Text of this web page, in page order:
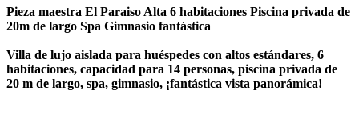
Pieza maestra El Paraiso Alta 6 habitaciones Piscina privada de
20m de largo Spa Gimnasio fantástica
Villa de lujo aislada para huéspedes con altos estándares, 6
habitaciones, capacidad para 14 personas, piscina privada de
20 m de largo, spa, gimnasio, ¡fantástica vista panorámica!